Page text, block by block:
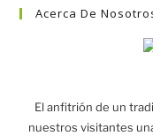
Acerca De
El anfitrión de un
nuestros visitantes